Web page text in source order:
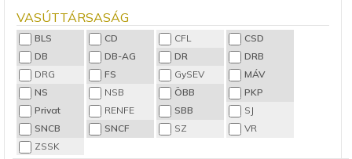
VASÚTTÁRSASÁG
BLS CD CFL
CSD
DB
DB-AG DR
DRB
DRG
FS GySEV
MÁV
NS
NSB ÖBB
PKP
Privat
RENFE SBB
SJ
SNCB
SNCF SZ
VR
ZSSK